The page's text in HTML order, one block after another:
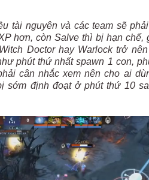
tài nguyên và các team sẽ
hơn, còn Salve thì bị hạn chế,
Doctor hay Warlock trở
phút thứ nhất spawn 1 con,
cân nhắc xem nên cho ai
sớm định đoạt ở phút thứ 10